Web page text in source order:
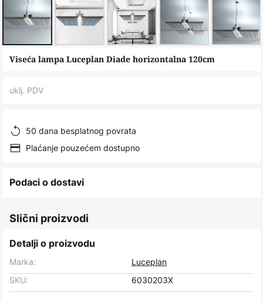
Skip
beginning
the
images
Viseća lampa Luceplan Diade horizontalna 120cm
uklj. PDV
50 dana besplatnog povrata
Plaćanje pouzećem dostupno
Podaci o dostavi
Slični proizvodi
Detalji o proizvodu
Marka:
Luceplan
SKU:
6030203X